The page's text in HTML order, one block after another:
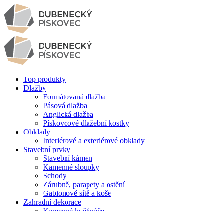
Top produkty
Dlažby
Formátovaná dlažba
Pásová dlažba
Anglická dlažba
Pískovcové dlažební kostky
Obklady
Interiérové a exteriérové obklady
Stavební prvky
Stavební kámen
Kamenné sloupky
Schody
Zárubně, parapety a ostění
Gabionové sítě a koše
Zahradní dekorace